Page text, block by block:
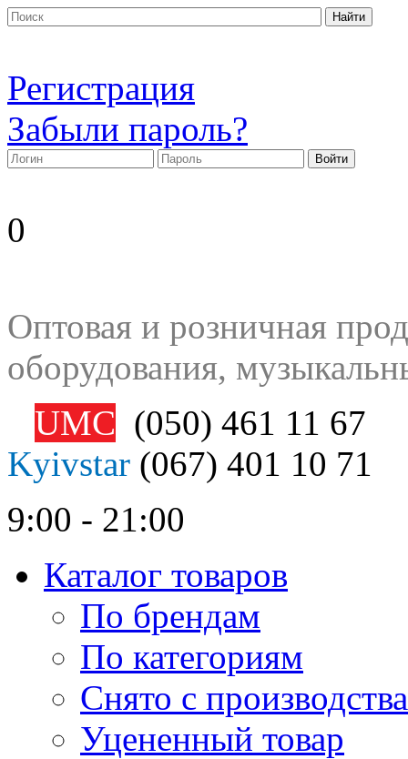
Регистрация
Забыли пароль?
0
Оптовая и розничная
оборудования,
UMC (050) 461 11 67
Kyivstar (067) 401 10 71
9:00 - 21:00
Каталог товаров
По брендам
По категориям
Снято с производства
Уцененный товар